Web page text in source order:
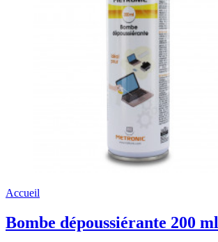
Accueil
Bombe dépoussiérante 200 ml